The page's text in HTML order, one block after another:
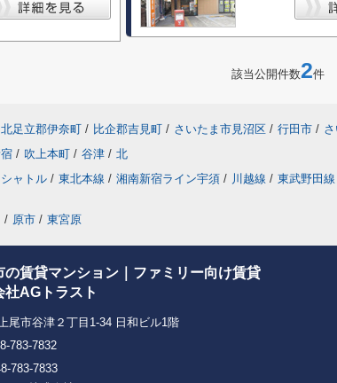
該当公開件数2件
北足立郡伊奈町 / 比企郡吉見町 / さいたま市見沼区 / 行田市 /
/ 吹上本町 / 谷津 / 北
ャトル / 東北本線 / 湘南新宿ライン宇須 / 川越線 / 東武野田線
/ 原市 / 東宮原
の賃貸マンション｜ファミリー向け賃貸
社AGトラスト
尾市谷津２丁目1-34 日和ビル1階
783-7832
783-7833